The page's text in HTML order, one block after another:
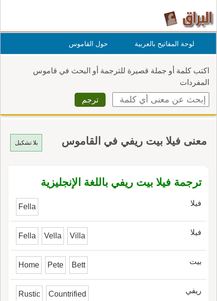
لوحة المفاتيح بالعربية حول القاموس
اكتب كلمة أو جملة قصيرة للترجمة أو البحث في قاموس
المفردات
بلا تشكيل معنى فيلا بيت ريفي في القاموس
ترجمة فيلا بيت ريفي باللغة الإنجليزية
فيلا Fella
فيلا Fella Vella Villa
بيت Home Pete Bett
ريفي Rustic Countrified